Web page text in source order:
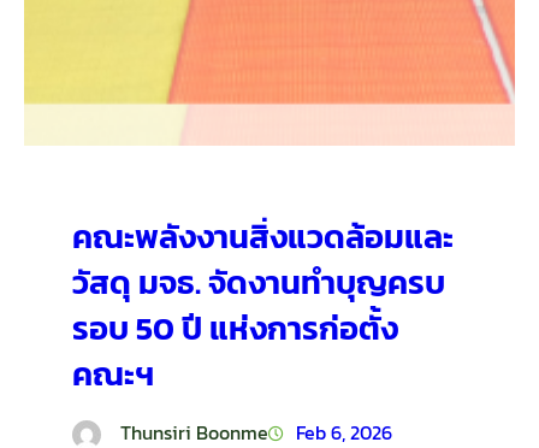
คณะพลังงานสิ่งแวดล้อมและ
วัสดุ มจธ. จัดงานทำบุญครบ
รอบ 50 ปี แห่งการก่อตั้ง
คณะฯ
Thunsiri Boonme Feb 6, 2026